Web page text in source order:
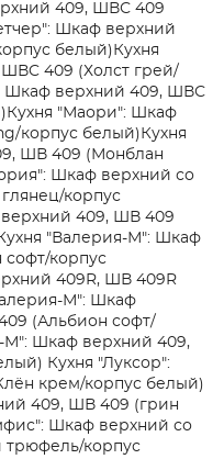
409, ШВС 409
Шкаф верхний
белый) Кухня
409 (Холст грей/
Шкаф верхний 409, ШВС
Кухня "Маори": Шкаф
корпус белый) Кухня
ШВ 409 (Монблан
Шкаф верхний со
корпус
409, ШВ 409
"Валерия-М": Шкаф
корпус
409R, ШВ 409R
М": Шкаф
(Альбион софт/
М": Шкаф верхний 409,
Кухня "Луксор":
крем/корпус белый)
409, ШВ 409 (грин
Шкаф верхний со
корпус